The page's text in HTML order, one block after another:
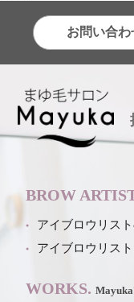
お問い合わ
BROW
アイブロウリス
アイブロウリス
WORKS. Mayuka